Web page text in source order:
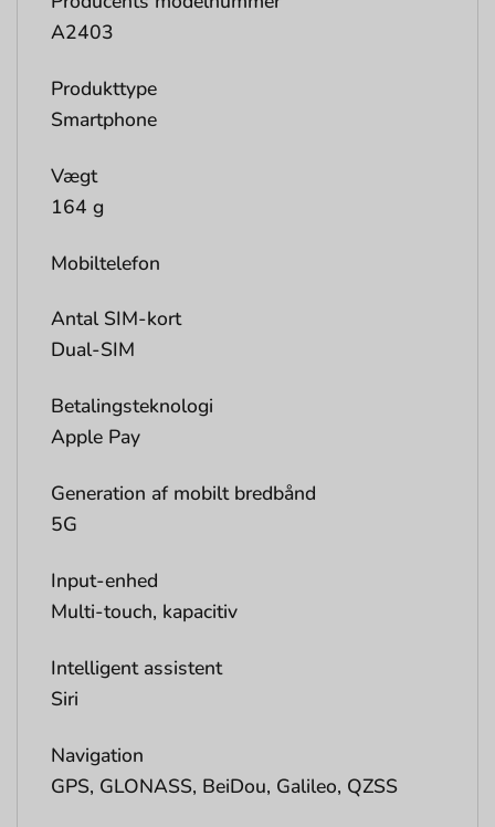
A2403
Produkttype
Smartphone
Vægt
164 g
Mobiltelefon
Antal SIM-kort
Dual-SIM
Betalingsteknologi
Apple Pay
Generation af mobilt bredbånd
5G
Input-enhed
Multi-touch, kapacitiv
Intelligent assistent
Siri
Navigation
GPS, GLONASS, BeiDou, Galileo, QZSS